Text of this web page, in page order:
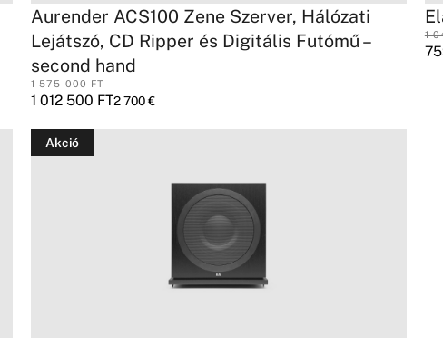
Aurender ACS100 Zene Szerver, Hálózati
Lejátszó, CD Ripper és Digitális Futómű –
second hand
1 575 000FT
1 012 500 FT2 700€
1
Akció